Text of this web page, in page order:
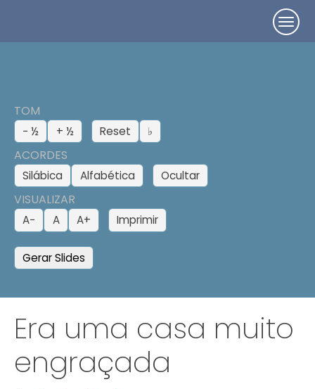
TOM
− ½ + ½ Reset ♭
ACORDES
Silábica Alfabética Ocultar
VISUALIZAR
A− A A+ Imprimir
Gerar Slides
Era uma casa muito
engraçada